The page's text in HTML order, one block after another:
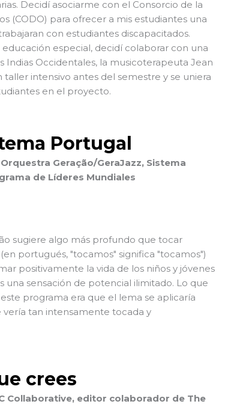
Decidí asociarme con el Consorcio de la
(CODO) para ofrecer a mis estudiantes una
con estudiantes discapacitados.
especial, decidí colaborar con una
Indias Occidentales, la musicoterapeuta Jean
intensivo antes del semestre y se uniera
en el proyecto.
Portugal
Geração/GeraJazz, Sistema
de Líderes Mundiales
sugiere algo más profundo que tocar
portugués, "tocamos" significa "tocamos")
positivamente la vida de los niños y jóvenes
una sensación de potencial ilimitado. Lo que
programa era que el lema se aplicaría
vería tan intensamente tocada y
crees
Collaborative, editor colaborador de The